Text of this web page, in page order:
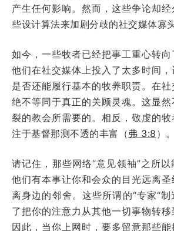
产生任何影响。然而，这些争论却
些设计算法来加剧分歧的社交媒体寡
如今，一些牧者已经把事工重心转向
他们在社交媒体上投入了太多时间
是否还能履行基本的牧养职责。在
绝不等同于真正的关顾灵魂。这显
裂的教会所需要的。相反，敬虔的
注于基督那测不透的丰富（弗 3:8 ）。
请记住，那些网络“意见领袖”之所
他们有本事让你和会众的目光远离
离身边的邻舍。这些所谓的“专家“
了把你的注意力从其他一切事物转移
因此，当你上网时，要多留意那些